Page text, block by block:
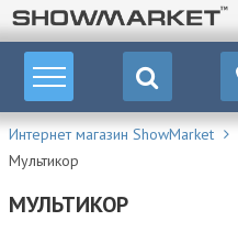
Интернет магазин ShowMarket
Мультикор
МУЛЬТИКОР